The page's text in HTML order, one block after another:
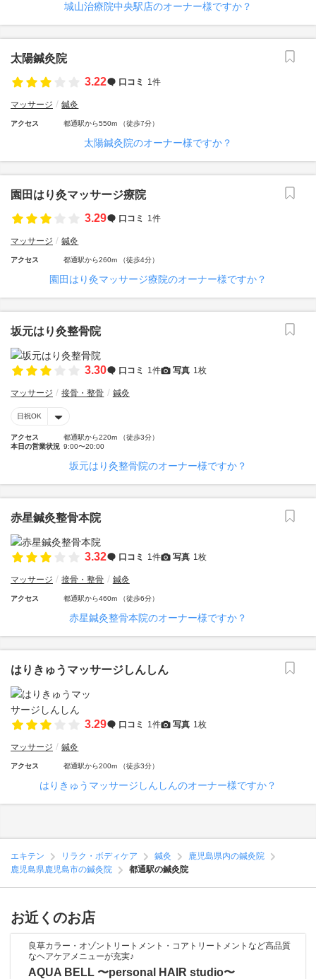
城山治療院中央駅店のオーナー様ですか？
太陽鍼灸院
3.22
口コミ 1件
マッサージ 鍼灸
アクセス 都通駅から550m （徒歩7分）
太陽鍼灸院のオーナー様ですか？
園田はり灸マッサージ療院
3.29
口コミ 1件
マッサージ 鍼灸
アクセス 都通駅から260m （徒歩4分）
園田はり灸マッサージ療院のオーナー様ですか？
坂元はり灸整骨院
3.30 口コミ 1件 写真 1枚
マッサージ 接骨・整骨 鍼灸
日祝OK
アクセス
都通駅から220m （徒歩3分）
本日の営業状況 9:00〜20:00
坂元はり灸整骨院のオーナー様ですか？
赤星鍼灸整骨本院
3.32 口コミ 1件 写真 1枚
マッサージ 接骨・整骨 鍼灸
アクセス 都通駅から460m （徒歩6分）
赤星鍼灸整骨本院のオーナー様ですか？
はりきゅうマッサージしんしん
3.29 口コミ 1件 写真 1枚
マッサージ 鍼灸
アクセス 都通駅から200m （徒歩3分）
はりきゅうマッサージしんしんのオーナー様ですか？
エキテン リラク・ボディケア 鍼灸
鹿児島県内の鍼灸院
鹿児島県鹿児島市の鍼灸院
都通駅の鍼灸院
お近くのお店
良草カラー・オゾントリートメント・コアトリートメントなど高品質
なヘアケアメニューが充実♪
AQUA BELL 〜personal HAIR studio〜